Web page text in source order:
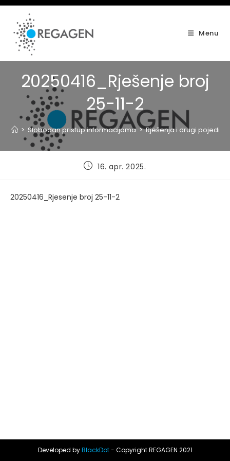
Skip
content
Menu
20250416_Rješenje broj
25-11-2
> Slobodan pristup informacijama > Rješenja i drugi
Post16. apr. 2025.
20250416_Rjesenje broj 25-11-2
Developed byBlackDot- Copyright REGAGEN 2021